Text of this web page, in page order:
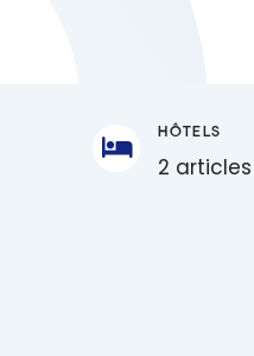
HÔTELS
2 articles